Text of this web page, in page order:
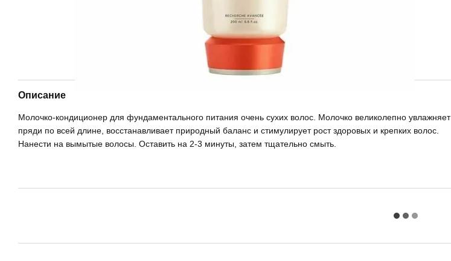
Описание
Молочко-кондиционер для фундаментального питания очень сухих волос. Молочко великолепно увлажняет
пряди по всей длине, восстанавливает природный баланс и стимулирует рост здоровых и крепких волос.
Нанести на вымытые волосы. Оставить на 2-3 минуты, затем тщательно смыть.